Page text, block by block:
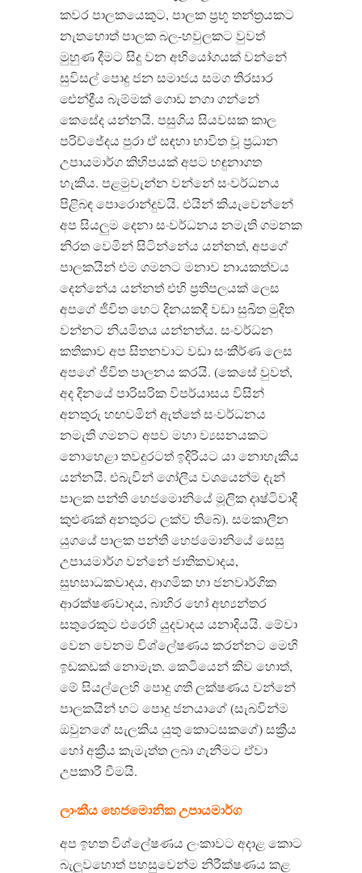
කවර පාලකයෙකුට, පාලක ප්‍රභූ තන්ත්‍රයකට
නැතහොත් පාලක බල-හවුලකට වුවත්
මුහුණ දීමට සිදු වන අභියෝගයක් වන්නේ
සුවිසල් පොදු ජන සමාජය සමග තිරසාර
ඓන්ද්‍රීය බැම්මක් ගොඩ නගා ගන්නේ
කෙසේද යන්නයි. පසුගිය සියවසක කාල
පරිච්ජේදය පුරා ඒ සඳහා භාවිත වූ ප්‍රධාන
උපායමාර්ග කිහිපයක් අපට හඳුනාගත
හැකිය. පළමුවැන්න වන්නේ සංවර්ධනය
පිළිබඳ පොරොන්දුවයි. එයින් කියැවෙන්නේ
අප සියලුම දෙනා සංවර්ධනය නමැති ගමනක
නිරත වෙමින් සිටින්නේය යන්නත්, අපගේ
පාලකයින් එම ගමනට මනාව නායකත්වය
දෙන්නේය යන්නත් එහි ප්‍රතිපලයක් ලෙස
අපගේ ජීවිත හෙට දිනයකදී වඩා සුඛිත මුදිත
වන්නට නියමිතය යන්නත්ය. සංවර්ධන
කතිකාව අප සිතනවාට වඩා සංකීර්ණ ලෙස
අපගේ ජීවිත පාලනය කරයි. (කෙසේ වුවත්,
අද දිනයේ පාරිසරික විපර්යාසය විසින්
අනතුරු හඟවමින් ඇත්තේ සංවර්ධනය
නමැති ගමනට අපව මහා ව්‍යසනයකට
නොහෙළා තවදුරටත් ඉදිරියට යා නොහැකිය
යන්නයි. එබැවින් ගෝලීය වශයෙන්ම දැන්
පාලක පන්ති හෙජමොනියේ මූලික දෘෂ්ටිවාදී
කුළුණක් අනතුරට ලක්ව තිබේ). සමකාලීන
යුගයේ පාලක පන්ති හෙජමොනියේ සෙසු
උපායමාර්ග වන්නේ ජාතිකවාදය,
සුභසාධකවාදය, ආගමික හා ජනවාර්ගික
ආරක්ෂණවාදය, බාහිර හෝ අභ්‍යන්තර
සතුරෙකුට එරෙහි යුදවාදය යනාදියයි. මේවා
වෙන වෙනම විශ්ලේෂණය කරන්නට මෙහි
ඉඩකඩක් නොමැත. කෙටියෙන් කිව හොත්,
මේ සියල්ලෙහි පොදු ගති ලක්ෂණය වන්නේ
පාලකයින් හට පොදු ජනයාගේ (සැබවින්ම
ඔවුනගේ සැලකිය යුතු කොටසකගේ) සක්‍රීය
හෝ අක්‍රීය කැමැත්ත ලබා ගැනීමට ඒවා
උපකාරී වීමයි.
ලාංකීය හෙජමොනික උපායමාර්ග
අප ඉහත විශ්ලේෂණය ලංකාවට අදාළ කොට
බැලුවහොත් පහසුවෙන්ම නිරීක්ෂණය කළ